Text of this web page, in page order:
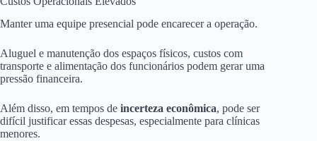
Manter uma equipe presencial pode encarecer a operação.
Aluguel e manutenção dos espaços físicos, custos com
transporte e alimentação dos funcionários podem gerar uma
pressão financeira.
Além disso, em tempos de incerteza econômica, pode ser
difícil justificar essas despesas, especialmente para clínicas
menores.